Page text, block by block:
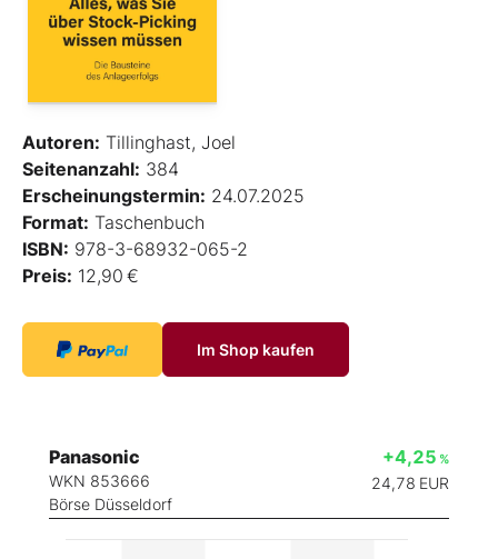
Autoren: Tillinghast, Joel
Seitenanzahl: 384
Erscheinungstermin: 24.07.2025
Format: Taschenbuch
ISBN: 978-3-68932-065-2
Preis: 12,90 €
Im Shop kaufen
Panasonic
WKN 853666
Börse Düsseldorf
+4,25 %
24,78 EUR